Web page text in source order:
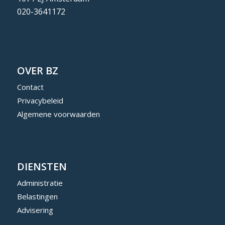
020-3641172
OVER BZ
Contact
Privacybeleid
Algemene voorwaarden
DIENSTEN
Administratie
Belastingen
Advisering